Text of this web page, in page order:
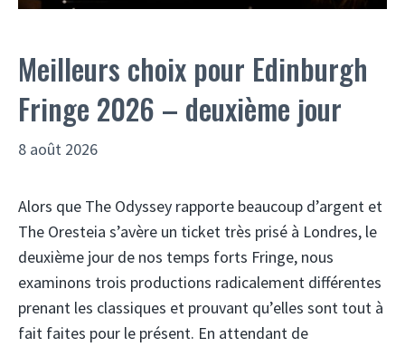
Meilleurs choix pour Edinburgh
Fringe 2026 – deuxième jour
8 août 2026
Alors que The Odyssey rapporte beaucoup d’argent et
The Oresteia s’avère un ticket très prisé à Londres, le
deuxième jour de nos temps forts Fringe, nous
examinons trois productions radicalement différentes
prenant les classiques et prouvant qu’elles sont tout à
fait faites pour le présent. En attendant de